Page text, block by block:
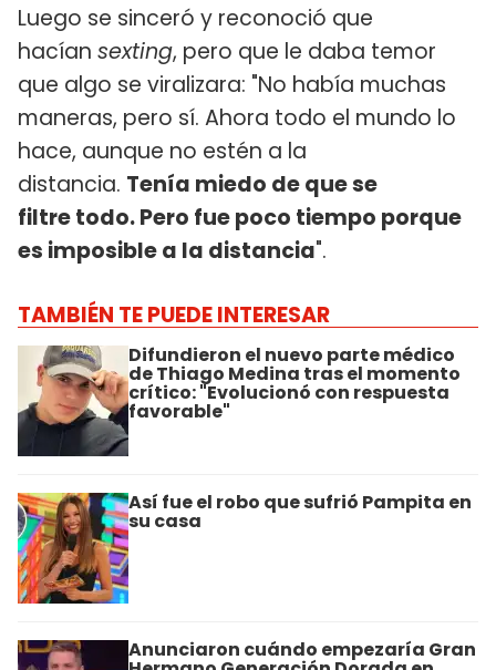
Luego se sinceró y reconoció que
hacían sexting, pero que le daba temor
que algo se viralizara: "No había muchas
maneras, pero sí. Ahora todo el mundo lo
hace, aunque no estén a la
distancia. Tenía miedo de que se
filtre todo. Pero fue poco tiempo porque
es imposible a la distancia".
TAMBIÉN TE PUEDE INTERESAR
Difundieron el nuevo parte médico
de Thiago Medina tras el momento
crítico: "Evolucionó con respuesta
favorable"
Así fue el robo que sufrió Pampita en
su casa
Anunciaron cuándo empezaría Gran